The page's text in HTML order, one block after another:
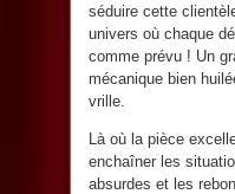
séduire cette
univers où chaque
comme prévu ! Un
mécanique bien
vrille.
Là où la pièce
enchaîner les
absurdes et les